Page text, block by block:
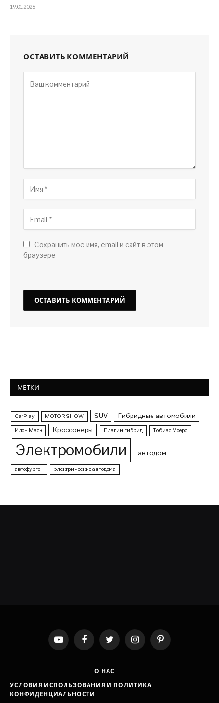
19.05.2026
ОСТАВИТЬ КОММЕНТАРИЙ
Сохранить мое имя, email и сайт в этом
браузере
МЕТКИ
CarPlay MOTOR SHOW SUV Гибридные автомобили
Илон Маск Кроссоверы Плагин гибрид Тобиас Моерс
Электромобили автодом
автофургон электрические автодома
YouTubeFacebookTwitter InstagramPinterest
О НАС
УСЛОВИЯ ИСПОЛЬЗОВАНИЯ И ПОЛИТИКА
КОНФИДЕНЦИАЛЬНОСТИ